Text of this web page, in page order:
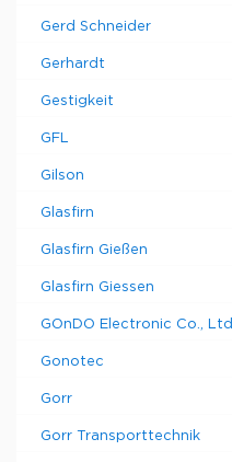
Gerd Schneider
Gerhardt
Gestigkeit
GFL
Gilson
Glasfirn
Glasfirn Gießen
Glasfirn Giessen
GOnDO Electronic Co., Ltd.
Gonotec
Gorr
Gorr Transporttechnik